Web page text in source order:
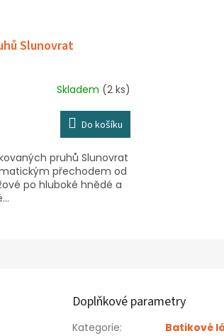
Slunovrat
Skladem (2 ks)
Do košíku
pruhů Slunovrat
přechodem od
po hluboké hnědé a
Doplňkové parametry
Kategorie:
Batikové